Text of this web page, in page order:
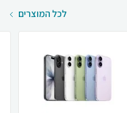
לכל המוצרים